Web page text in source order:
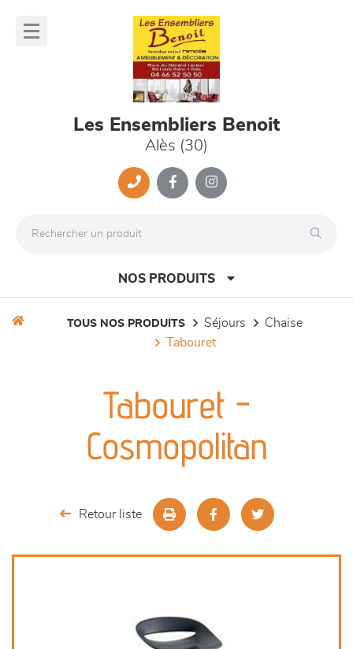
Les Ensembliers Benoit
Alès (30)
NOS PRODUITS
meubles de complément
TOUS NOS PRODUITS séjours
chaise
tabouret
Tabouret -
Cosmopolitan
Retour liste